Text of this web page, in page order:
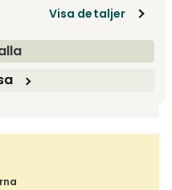
Visa detaljer
Du väljer själv i kassan
önskar få din leverans
finns att hämta. Beställs
hela ordern